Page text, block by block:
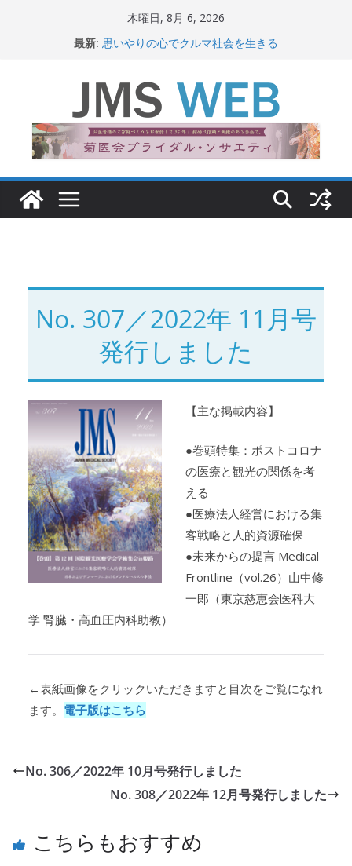
ッ
木曜日, 8月 6, 2026
最新: 思いやりの心でクルマ社会を生きる
関東大震災から100 年
新生ニッポン！
No. 307／2022年 11月号
発行しました
【主な掲載内容】
●巻頭特集：ポストコロナ
の医療と観光の関係を考
える
●医療法人経営における集
客戦略と人的資源確保
●未来からの提言 Medical
Frontline（vol.26）山中修
一郎（東京慈恵会医科大
学 腎臓・高血圧内科助教）
←表紙画像をクリックいただきますと目次をご覧になれ
ます。 電子版はこちら
No. 306／2022年 10月号発行しました
No. 308／2022年 12月号発行しました
こちらもおすすめ